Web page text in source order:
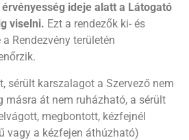
ideje alatt a Látogató
viselni. Ezt a rendezők ki- és
Rendezvény területén
sérült karszalagot a Szervező nem
másra át nem ruházható, a sérült
megbontott, kézfejnél
vagy a kézfejen áthúzható)